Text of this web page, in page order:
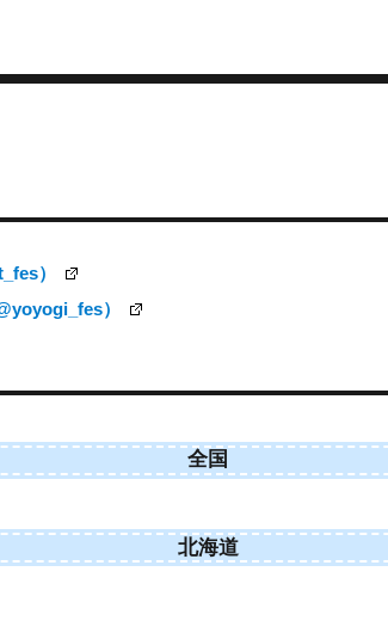
）
）
全国
北海道